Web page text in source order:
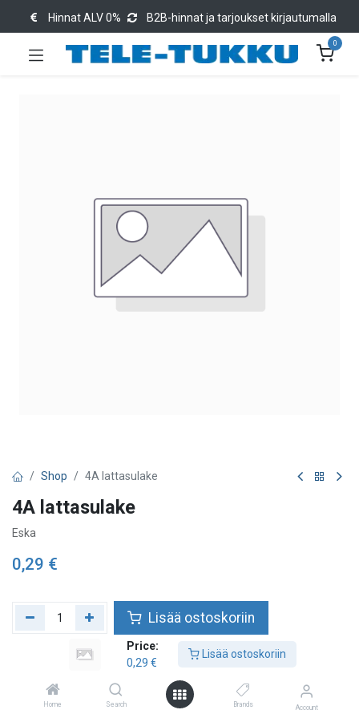
Price:
0,29 €
Lisää ostoskoriin
Home Search Brands Account
Hinnat ALV 0% B2B-hinnat ja tarjoukset kirjautumalla
0
Shop 4A lattasulake
4A lattasulake
Eska
0,29 €
Lisää ostoskoriin
Lisää toivelistalle